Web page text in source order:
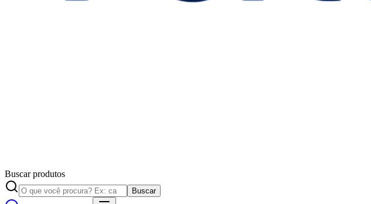
Buscar produtos
Buscar